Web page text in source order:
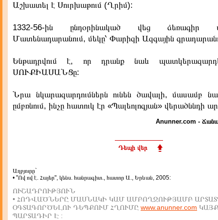
Աշխատել է Սուրխաթում (Ղրիմ):
1332-56-ին ընդօրինակած վեց ձեռագիր
Մատենադարանում, մեկը՝ Փարիզի Ազգային
Ենթադրվում է, որ դրանք նաև
ՍՈՒՔԻԱՍԱՆՑը:
Նրա նկարազարդումներն ունեն ծավալի, մասամբ
ըմբռնում, ինչը հատուկ էր «Պալեոլոգյան» վերածննդի
Anunner.com -
Դեպի վեր
Աղբյուրը`
• "Ով ով է. Հայեր", կենս. հանրագիտ., հատոր Ա., Երևան, 2005:
ՈՒՇԱԴՐՈՒԹՅՈՒՆ
• ՀՈԴՎԱԾՆԵՐԸ ՄԱՍՆԱԿԻ ԿԱՄ ԱՄԲՈՂՋՈՒԹՅԱՄԲ
ՕԳՏԱԳՈՐԾԵԼՈՒ ԴԵՊՔՈՒՄ ՀՂՈՒՄԸ www.anunner.com
ՊԱՐՏԱԴԻՐ Է :